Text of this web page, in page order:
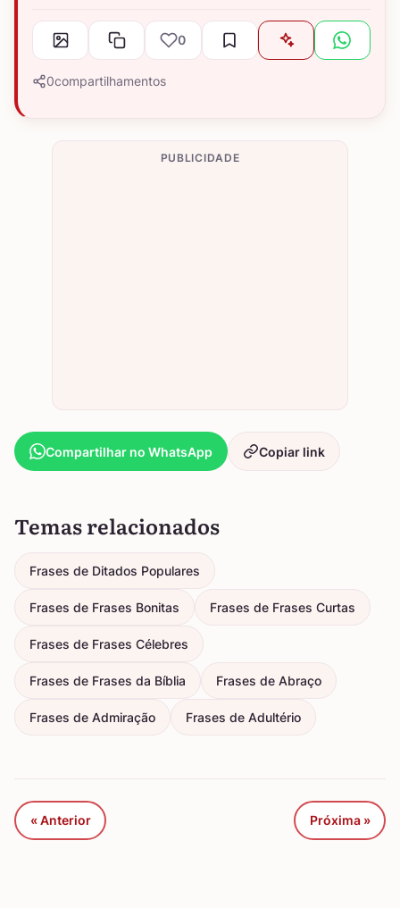
0
0compartilhamentos
PUBLICIDADE
Compartilhar no WhatsApp Copiar link
Temas relacionados
Frases de Ditados Populares
Frases de Frases Bonitas Frases de Frases Curtas
Frases de Frases Célebres
Frases de Frases da Bíblia Frases de Abraço
Frases de Admiração Frases de Adultério
« Anterior Próxima »